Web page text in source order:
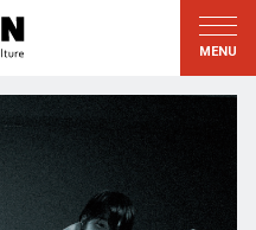
문화의 발견
지식